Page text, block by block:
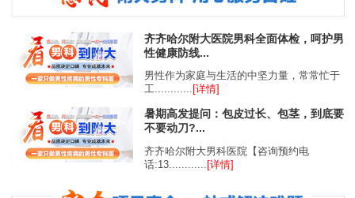
齐齐哈尔附大医院男科全面体检，呵护男
性健康防线...
男性作为家庭与生活的中坚力量，常常忙于
工............ [详情]
暑期高发提问：包皮过长、包茎，到底要
不要动刀?...
齐齐哈尔附大男科医院【咨询预约电
话:13............
[详情]